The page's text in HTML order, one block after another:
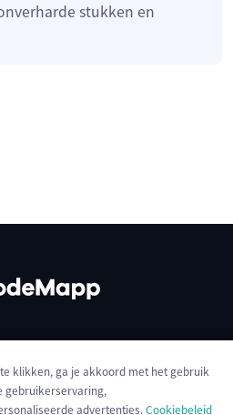
stukken en
Cookies
klikken, ga je akkoord met het gebruik
gebruikerservaring,
advertenties.Cookiebeleid